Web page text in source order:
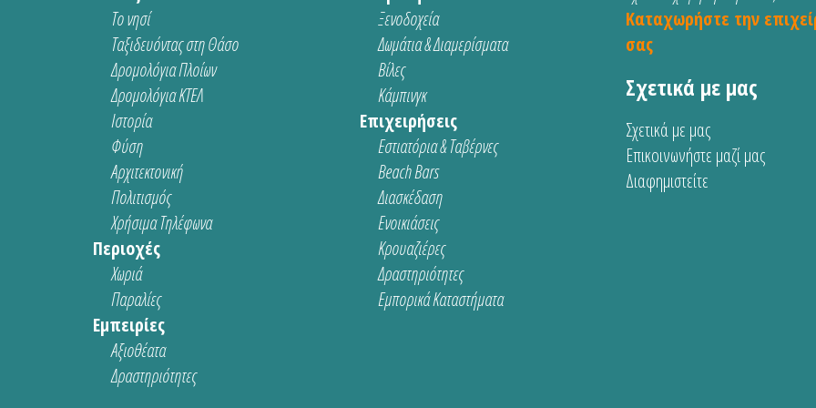
Το νησί
Ταξιδευόντας στη Θάσο
Δρομολόγια Πλοίων
Δρομολόγια ΚΤΕΛ
Ιστορία
Φύση
Αρχιτεκτονική
Πολιτισμός
Χρήσιμα Τηλέφωνα
Περιοχές
Χωριά
Παραλίες
Εμπειρίες
Αξιοθέατα
Δραστηριότητες
Ξενοδοχεία
Δωμάτια & Διαμερίσματα
Βίλες
Κάμπινγκ
Επιχειρήσεις
Εστιατόρια & Ταβέρνες
Beach Bars
Διασκέδαση
Ενοικιάσεις
Κρουαζιέρες
Δραστηριότητες
Εμπορικά Καταστήματα
Καταχωρήστε την
σας
Σχετικά με μας
Σχετικά με μας
Επικοινωνήστε μαζί μας
Διαφημιστείτε